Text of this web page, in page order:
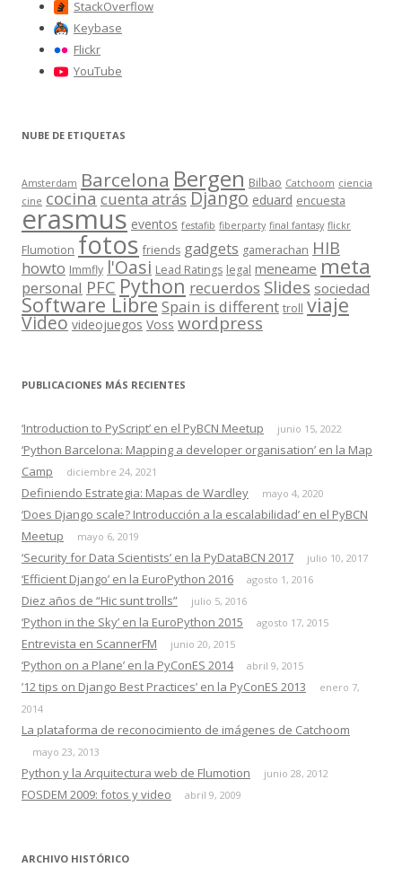
StackOverflow
Keybase
Flickr
YouTube
NUBE DE ETIQUETAS
Amsterdam Barcelona Bergen Bilbao Catchoom ciencia
cine cocinacuenta atrás Django eduard encuesta
erasmus eventos festafib fiberparty final fantasy flickr
Flumotion fotos friends gadgets gamerachan HIB
howto Immfly l'Oasi Lead Ratings legal meneame meta
personal PFC Python recuerdos Slides sociedad
Software LibreSpain is different troll viaje
Video videojuegos Voss wordpress
PUBLICACIONES MÁS RECIENTES
‘Introduction to PyScript’ en el PyBCN Meetup junio 15, 2022
‘Python Barcelona: Mapping a developer organisation’ en la Map
Camp
diciembre 24, 2021
Definiendo Estrategia: Mapas de Wardley mayo 4, 2020
‘Does Django scale? Introducción a la escalabilidad’ en el PyBCN
Meetup
mayo 6, 2019
‘Security for Data Scientists’ en la PyDataBCN 2017 julio 10, 2017
‘Efficient Django’ en la EuroPython 2016 agosto 1, 2016
Diez años de “Hic sunt trolls” julio 5, 2016
‘Python in the Sky’ en la EuroPython 2015 agosto 17, 2015
Entrevista en ScannerFM junio 20, 2015
‘Python on a Plane’ en la PyConES 2014 abril 9, 2015
’12 tips on Django Best Practices’ en la PyConES 2013
enero 7,
2014
La plataforma de reconocimiento de imágenes de Catchoom
mayo 23, 2013
Python y la Arquitectura web de Flumotion junio 28, 2012
FOSDEM 2009: fotos y video abril 9, 2009
ARCHIVO HISTÓRICO